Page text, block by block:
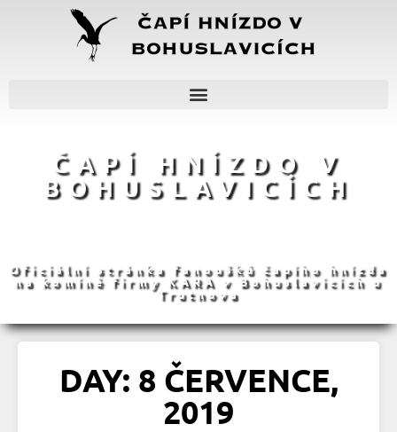
ČAPÍ HNÍZDO V
BOHUSLAVICÍCH
Oficiální stránka fanoušků čapího hnízda
na komíně firmy KARA v Bohuslavicích u
Trutnova
DAY: 8 ČERVENCE,
2019